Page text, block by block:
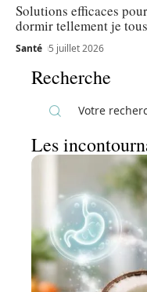
Solutions efficaces
dormir tellement je
Santé 5 juillet 2026
Recherche
Les